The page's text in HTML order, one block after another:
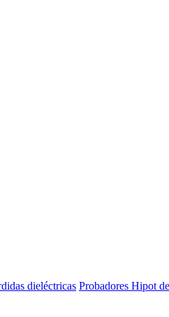
dieléctricas Probadores Hipot